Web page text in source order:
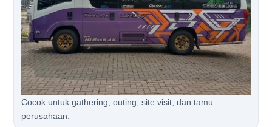
Cocok untuk gathering, outing, site visit, dan tamu
perusahaan.